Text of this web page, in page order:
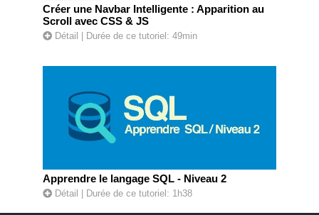
Créer une Navbar Intelligente : Apparition au
Scroll avec CSS & JS
Détail | Durée de ce tutoriel: 49min
Apprendre le langage SQL - Niveau 2
Détail | Durée de ce tutoriel: 1h38